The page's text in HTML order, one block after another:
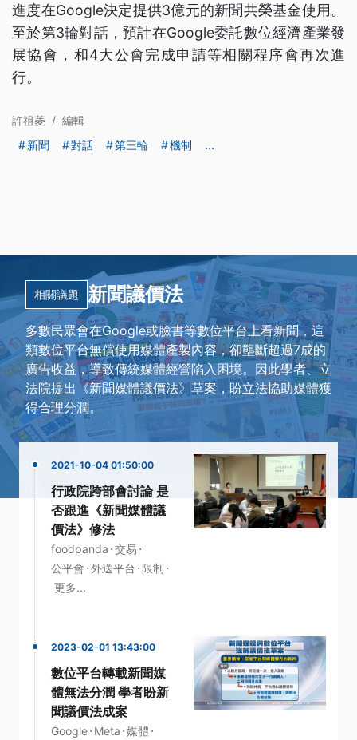
進度在Google決定提供3億元的新聞共榮基金使用。
至於第3輪對話，預計在Google委託數位經濟產業發
展協會，和4大公會完成申請等相關程序會再次進
行。
許祖菱 / 編輯
新聞
對話 第三輪 機制 ...
相關議題 新聞議價法
多數民眾會在Google或臉書等數位平台上看新聞，這
類數位平台無償使用媒體產製內容，卻壟斷超過7成的
廣告收益，導致傳統媒體經營陷入困境。因此學者、立
法院提出《新聞媒體議價法》草案，盼立法協助媒體獲
得合理分潤。
2021-10-04 01:50:00
行政院跨部會討論 是
否跟進《新聞媒體議
價法》修法
foodpanda ·交易 ·
公平會 ·外送平台 · 限制 ·
更多...
2023-02-01 13:43:00
數位平台轉載新聞媒
體無法分潤 學者盼新
聞議價法成案
Google· Meta ·媒體 ·